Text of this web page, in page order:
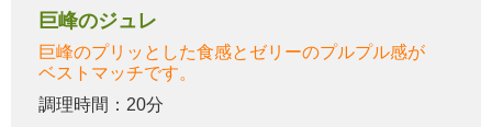
巨峰のジュレ
巨峰のプリッとした食感とゼリーのプルプル感が
ベストマッチです。
調理時間：20分